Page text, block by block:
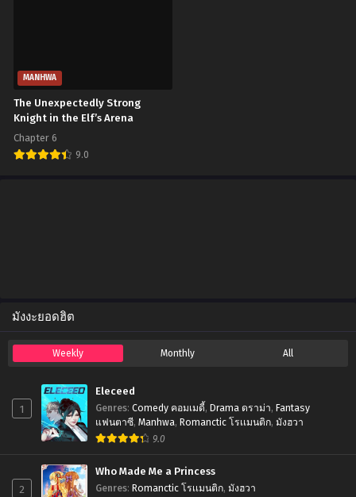
MANHWA
The Unexpectedly Strong
Knight in the Elf’s Arena
Chapter 6
9.0
มังงะยอดฮิต
Weekly Monthly All
1
Eleceed
Genres: Comedy คอมเมดี้, Drama ดราม่า, Fantasy
แฟนตาซี, Manhwa, Romanctic โรเเมนติก, มังฮวา
9.0
2
Who Made Me a Princess
Genres: Romanctic โรเเมนติก, มังฮวา